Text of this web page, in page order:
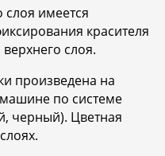
имеется
красителя
слоя.
произведена на
по системе
черный). Цветная